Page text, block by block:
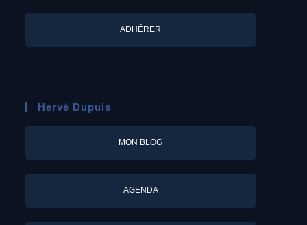
ADHÉRER
Hervé Dupuis
MON BLOG
AGENDA